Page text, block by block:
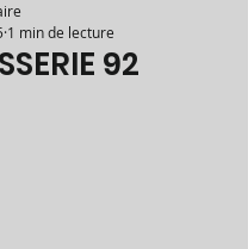
92
1 min de lecture